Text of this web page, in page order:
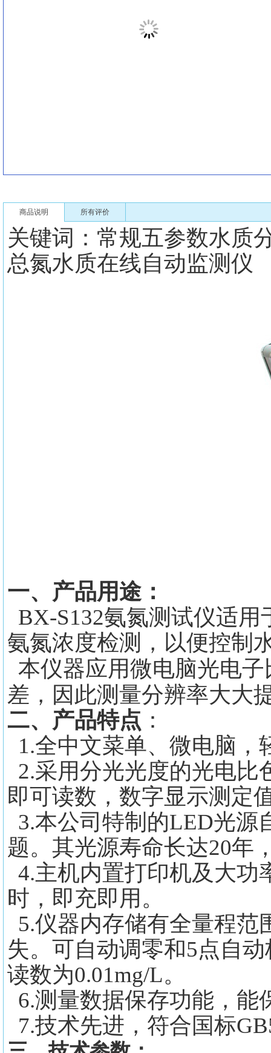
商品说明 所有评价
关键词：常规五参数
总氮水质在线自动监测仪
一、产品用途：
BX-S132氨氮测试仪适
氨氮浓度检测，以便控制
本仪器应用微电脑光电
差，因此测量分辨率大大
二、产品特点 ：
1.全中文菜单、微电脑
2.采用分光光度的光电比
即可读数，数字显示测定
3.本公司特制的LED光源
题。其光源寿命长达20年
4.主机内置打印机及大功
时，即充即用。
5.仪器内存储有全量程
失。可自动调零和5点自
读数为0.01mg/L。
6.测量数据保存功能，能
7.技术先进，符合国标